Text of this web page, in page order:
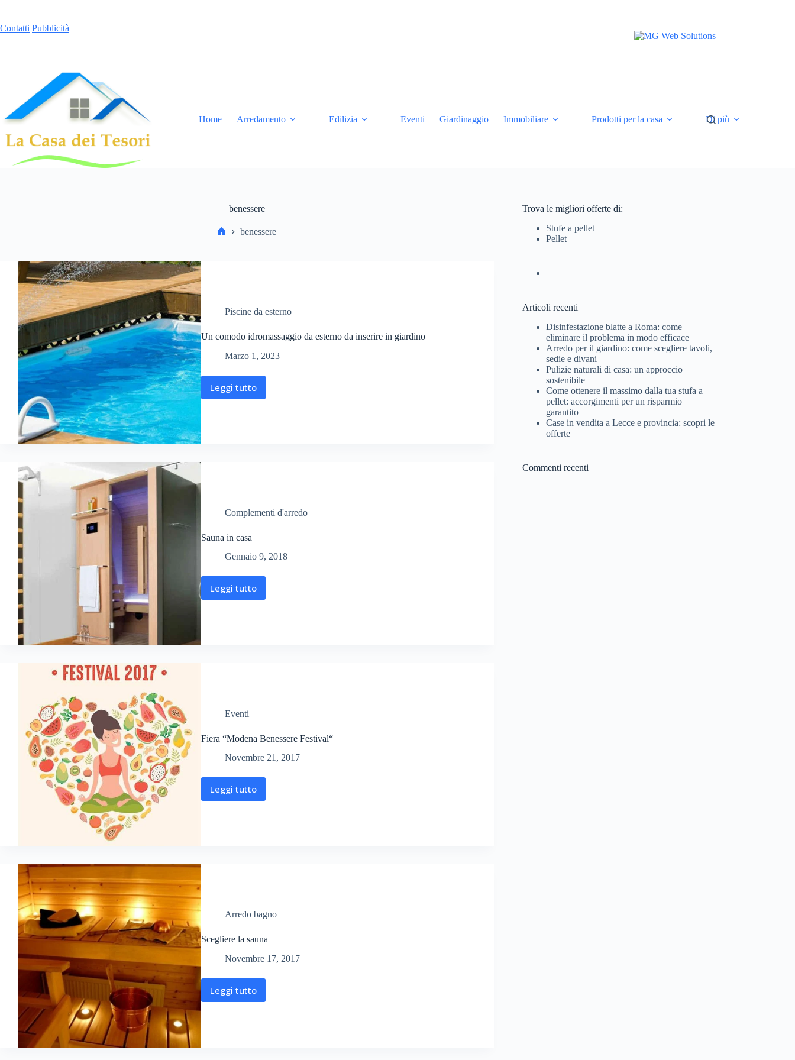
Contatti Pubblicità
Home Arredamento Edilizia Eventi Giardinaggio Immobiliare Prodotti per la casa Di più
benessere
benessere
Piscine da esterno
Un comodo idromassaggio da esterno da inserire in giardino
Marzo 1, 2023
Leggi tutto
Complementi d'arredo
Sauna in casa
Gennaio 9, 2018
Leggi tutto
Eventi
Fiera “Modena Benessere Festival“
Novembre 21, 2017
Leggi tutto
Arredo bagno
Scegliere la sauna
Novembre 17, 2017
Leggi tutto
Trova le migliori offerte di:
Stufe a pellet
Pellet
Articoli recenti
Disinfestazione blatte a Roma: come
eliminare il problema in modo efficace
Arredo per il giardino: come scegliere tavoli,
sedie e divani
Pulizie naturali di casa: un approccio
sostenibile
Come ottenere il massimo dalla tua stufa a
pellet: accorgimenti per un risparmio
garantito
Case in vendita a Lecce e provincia: scopri le
offerte
Commenti recenti